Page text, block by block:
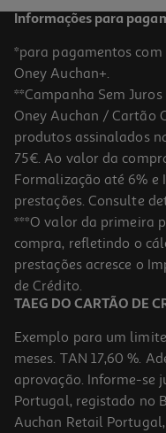
Iogurte Líquido Magro
2.11 €/Kg
1,35 €
Informações para
*para pagamentos
Oney Auchan+.
**Campanha Sem
Oney Auchan / Cartão
produtos assinalados
75€. Ao valor da
Formalização até 6% e
prestações. Consulte
***O valor da primeira
compra, refletindo o
prestações acresce o
de Crédito.
TAEG DO CARTÃO DE
Exemplo para um
meses. TAN 17,60 %.
aprovação. Informe-se
Portugal, registado no
Auchan Retail